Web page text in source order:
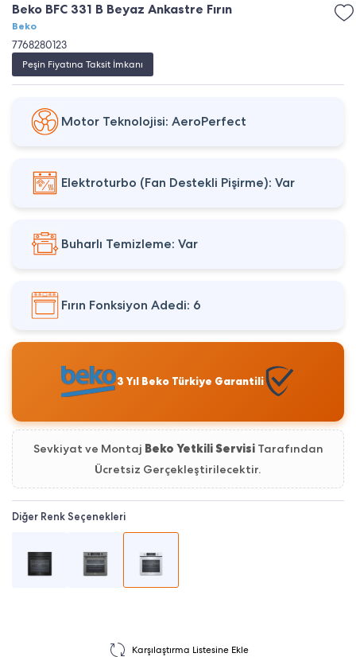
Beko BFC 331 B Beyaz Ankastre Fırın
Beko
7768280123
Peşin Fiyatına Taksit İmkanı
Motor Teknolojisi: AeroPerfect
Elektroturbo (Fan Destekli Pişirme): Var
Buharlı Temizleme: Var
Fırın Fonksiyon Adedi: 6
3 Yıl Beko Türkiye Garantili
Sevkiyat ve Montaj Beko Yetkili ServisiTarafından
Ücretsiz Gerçekleştirilecektir.
Diğer Renk Seçenekleri
Karşılaştırma Listesine Ekle